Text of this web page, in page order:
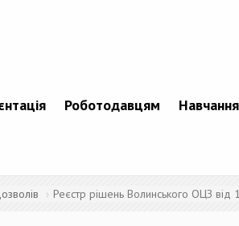
Роботодавцям Навчання
Реєстр рішень Волинського ОЦЗ